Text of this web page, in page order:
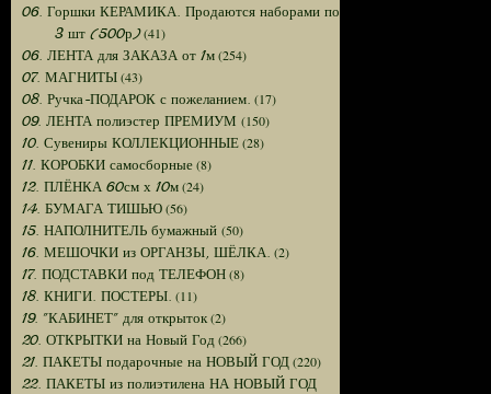
06. Горшки КЕРАМИКА. Продаются наборами по
3 шт (500р)(41)
06. ЛЕНТА для ЗАКАЗА от 1м(254)
07. МАГНИТЫ(43)
08. Ручка-ПОДАРОК с пожеланием. (17)
09. ЛЕНТА полиэстер ПРЕМИУМ (150)
10. Сувениры КОЛЛЕКЦИОННЫЕ(28)
11. КОРОБКИ самосборные(8)
12. ПЛЁНКА 60см х 10м(24)
14. БУМАГА ТИШЬЮ(56)
15. НАПОЛНИТЕЛЬ бумажный (50)
16. МЕШОЧКИ из ОРГАНЗЫ, ШЁЛКА. (2)
17. ПОДСТАВКИ под ТЕЛЕФОН(8)
18. КНИГИ. ПОСТЕРЫ. (11)
19. "КАБИНЕТ" для открыток(2)
20. ОТКРЫТКИ на Новый Год (266)
21. ПАКЕТЫ подарочные на НОВЫЙ ГОД(220)
22. ПАКЕТЫ из полиэтилена НА НОВЫЙ ГОД